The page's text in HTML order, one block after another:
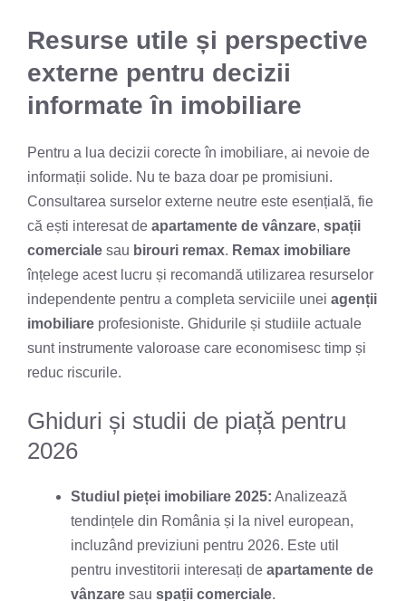
Resurse utile și perspective
externe pentru decizii
informate în imobiliare
Pentru a lua decizii corecte în imobiliare, ai nevoie de
informații solide. Nu te baza doar pe promisiuni.
Consultarea surselor externe neutre este esențială, fie
că ești interesat de apartamente de vânzare, spații
comerciale sau birouri remax. Remax imobiliare
înțelege acest lucru și recomandă utilizarea resurselor
independente pentru a completa serviciile unei agenții
imobiliare profesioniste. Ghidurile și studiile actuale
sunt instrumente valoroase care economisesc timp și
reduc riscurile.
Ghiduri și studii de piață pentru
2026
Studiul pieței imobiliare 2025: Analizează
tendințele din România și la nivel european,
incluzând previziuni pentru 2026. Este util
pentru investitorii interesați de apartamente de
vânzare sau spații comerciale.